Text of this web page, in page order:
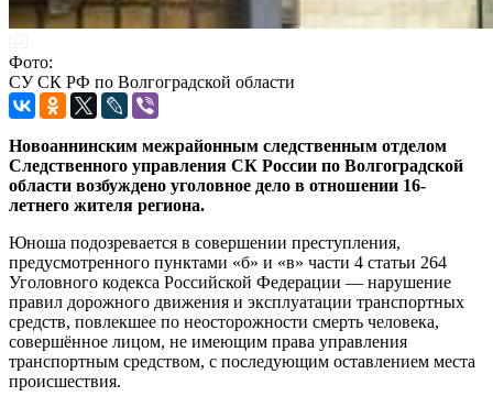
Фото:
СУ СК РФ по Волгоградской области
Новоаннинским межрайонным следственным отделом
Следственного управления СК России по Волгоградской
области возбуждено уголовное дело в отношении 16-
летнего жителя региона.
Юноша подозревается в совершении преступления,
предусмотренного пунктами «б» и «в» части 4 статьи 264
Уголовного кодекса Российской Федерации — нарушение
правил дорожного движения и эксплуатации транспортных
средств, повлекшее по неосторожности смерть человека,
совершённое лицом, не имеющим права управления
транспортным средством, с последующим оставлением места
происшествия.